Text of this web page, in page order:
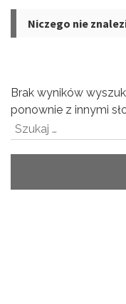
Niczego nie
Brak wyników
ponownie z innymi
Szukaj: